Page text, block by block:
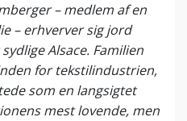
– medlem af en
– erhverver sig jord
Alsace. Familien
for tekstilindustrien,
som en langsigtet
mest lovende, men